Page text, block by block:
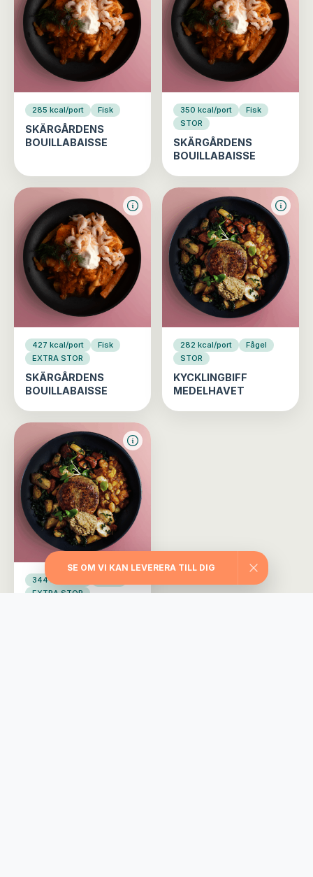
285 kcal/port Fisk
SKÄRGÅRDENS
BOUILLABAISSE
350 kcal/port
Fisk
STOR
SKÄRGÅRDENS
BOUILLABAISSE
427 kcal/port
Fisk
EXTRA STOR
SKÄRGÅRDENS
BOUILLABAISSE
282 kcal/port
Fågel
STOR
KYCKLINGBIFF
MEDELHAVET
344 kcal/port
EXTRA STOR
SE OM VI KAN LEVERERA TILL DIG